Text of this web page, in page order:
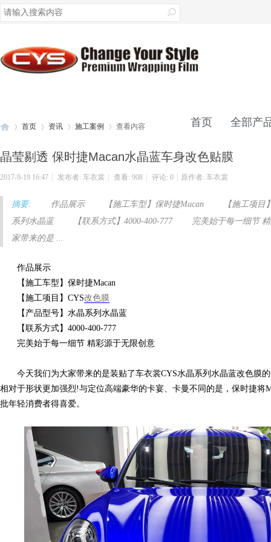
首页 全部产
联系我们
车 ›
首页
›
资讯
›
施工案例 查看内容
晶莹剔透 保时捷Macan水晶蓝车身改色贴膜
2017-9-19 16:47 发布者: 车衣裳 查看: 908 评论: 0 原作者: 车衣裳
摘要: 作品展示 【施工车型】保时捷Macan 【施工项目】
系列水晶蓝 【联系方式】4000-400-777 完美始于每一细节
家带来的是 ...
作品展示
【施工车型】保时捷Macan
【施工项目】CYS改色膜
【产品型号】水晶系列水晶蓝
【联系方式】4000-400-777
完美始于每一细节 精彩源于无限创意
今天我们为大家带来的是装贴了车衣裳CYS水晶系列水晶蓝改色膜的
相对于形状更加强烈!与定位高端豪华的卡宴、卡曼不同的是，保时捷将
批年轻消费者得喜爱。